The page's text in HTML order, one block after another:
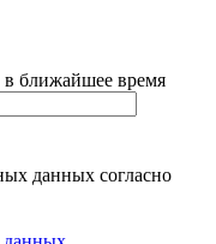
ближайшее время
данных согласно